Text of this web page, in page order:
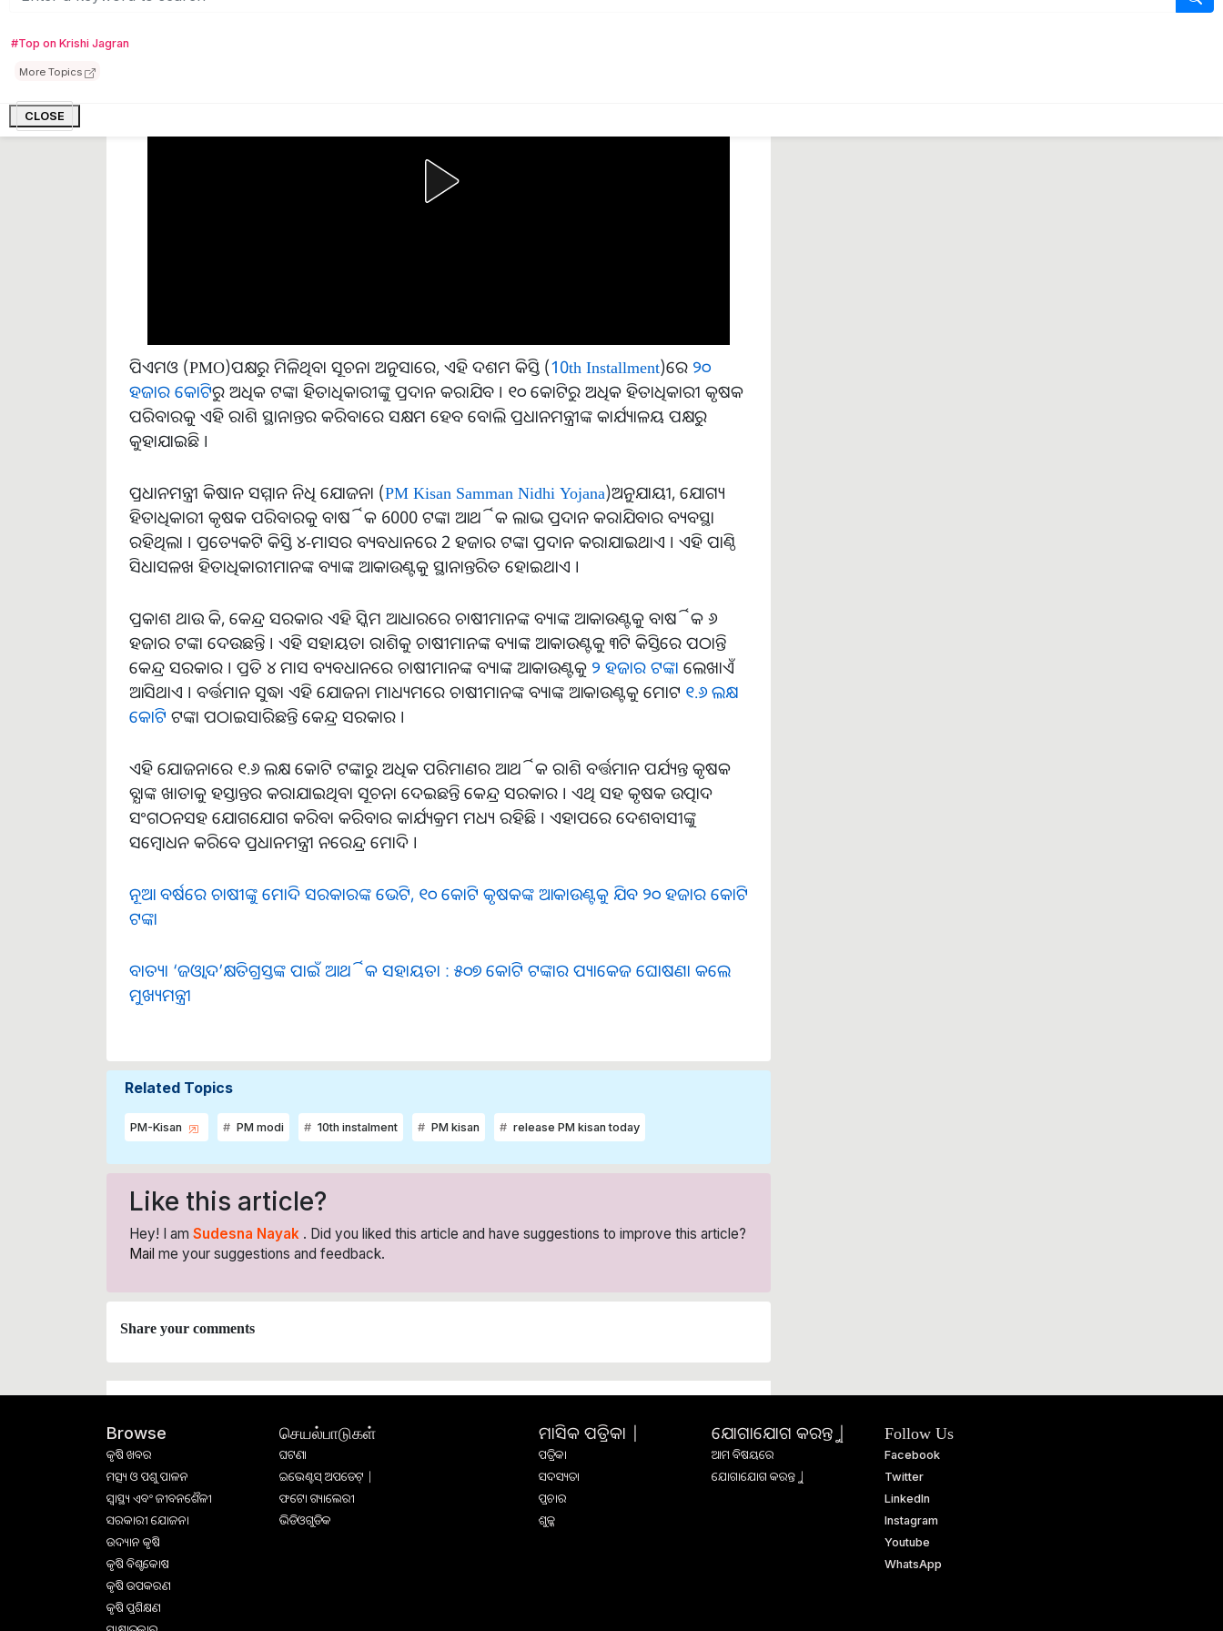
#Top on Krishi Jagran
More Topics
CLOSE
ପିଏମଓ (PMO)ପକ୍ଷରୁ ମିଳିଥିବା ସୂଚନା ଅନୁସାରେ, ଏହି ଦଶମ କିସ୍ତି (10th Installment)ରେ ୨୦
ହଜାର କୋଟିରୁ ଅଧିକ ଟଙ୍କା ହିତାଧିକାରୀଙ୍କୁ ପ୍ରଦାନ କରାଯିବ । ୧୦ କୋଟିରୁ ଅଧିକ ହିତାଧିକାରୀ କୃଷକ
ପରିବାରକୁ ଏହି ରାଶି ସ୍ଥାନାନ୍ତର କରିବାରେ ସକ୍ଷମ ହେବ ବୋଲି ପ୍ରଧାନମନ୍ତ୍ରୀଙ୍କ କାର୍ଯ୍ୟାଳୟ ପକ୍ଷରୁ
କୁହାଯାଇଛି ।
ପ୍ରଧାନମନ୍ତ୍ରୀ କିଷାନ ସମ୍ମାନ ନିଧି ଯୋଜନା (PM Kisan Samman Nidhi Yojana)ଅନୁଯାୟୀ, ଯୋଗ୍ୟ
ହିତାଧିକାରୀ କୃଷକ ପରିବାରକୁ ବାର୍ଷିକ 6000 ଟଙ୍କା ଆର୍ଥିକ ଲାଭ ପ୍ରଦାନ କରାଯିବାର ବ୍ୟବସ୍ଥା
ରହିଥିଲା । ପ୍ରତ୍ୟେକଟି କିସ୍ତି ୪-ମାସର ବ୍ୟବଧାନରେ 2 ହଜାର ଟଙ୍କା ପ୍ରଦାନ କରାଯାଇଥାଏ । ଏହି ପାଣ୍ଠି
ସିଧାସଳଖ ହିତାଧିକାରୀମାନଙ୍କ ବ୍ୟାଙ୍କ ଆକାଉଣ୍ଟକୁ ସ୍ଥାନାନ୍ତରିତ ହୋଇଥାଏ ।
ପ୍ରକାଶ ଥାଉ କି, କେନ୍ଦ୍ର ସରକାର ଏହି ସ୍କିମ ଆଧାରରେ ଚାଷୀମାନଙ୍କ ବ୍ୟାଙ୍କ ଆକାଉଣ୍ଟକୁ ବାର୍ଷିକ ୬
ହଜାର ଟଙ୍କା​‌ ଦେଉଛନ୍ତି । ଏହି ସହାୟତା ରାଶିକୁ ଚାଷୀମାନଙ୍କ ବ୍ୟାଙ୍କ ଆକାଉଣ୍ଟକୁ ୩ଟି କିସ୍ତିରେ ପଠାନ୍ତି
କେନ୍ଦ୍ର ସରକାର । ପ୍ରତି ୪ ମାସ ବ୍ୟବଧାନରେ ଚାଷୀମାନଙ୍କ ବ୍ୟାଙ୍କ ଆକାଉଣ୍ଟକୁ ୨ ହଜାର ଟଙ୍କା ଲେଖାଏଁ
ଆସିଥାଏ । ବର୍ତ୍ତମାନ ସୁଦ୍ଧା ଏହି ଯୋଜନା ମାଧ୍ୟମରେ ଚାଷୀମାନଙ୍କ ବ୍ୟାଙ୍କ ଆକାଉଣ୍ଟକୁ ମୋଟ ୧.୬ ଲକ୍ଷ
କୋଟି ଟଙ୍କା ପଠାଇସାରିଛନ୍ତି କେନ୍ଦ୍ର ସରକାର ।
ଏହି ଯୋଜନାରେ ୧.୬ ଲକ୍ଷ କୋଟି ଟଙ୍କାରୁ ଅଧିକ ପରିମାଣର ଆର୍ଥିକ ରାଶି ବର୍ତ୍ତମାନ ପର୍ଯ୍ୟନ୍ତ କୃଷକ
ବ୍ଯାଙ୍କ ଖାତାକୁ ହସ୍ତାନ୍ତର କରାଯାଇଥିବା ସୂଚନା ଦେଇଛନ୍ତି କେନ୍ଦ୍ର ସରକାର । ଏଥି ସହ କୃଷକ ଉତ୍ପାଦ
ସଂଗଠନସହ ଯୋଗଯୋଗ କରିବା କରିବାର କାର୍ଯ୍ୟକ୍ରମ ମଧ୍ୟ ରହିଛି । ଏହାପରେ ଦେଶବାସୀଙ୍କୁ
ସମ୍ବୋଧନ କରିବେ ପ୍ରଧାନମନ୍ତ୍ରୀ ନରେନ୍ଦ୍ର ମୋଦି ।
ନୂଆ ବର୍ଷରେ ଚାଷୀଙ୍କୁ ମୋଦି ସରକାରଙ୍କ ଭେଟି, ୧୦ କୋଟି କୃଷକଙ୍କ ଆକାଉଣ୍ଟକୁ ଯିବ ୨୦ ହଜାର କୋଟି
ଟଙ୍କା
ବାତ୍ୟା ‘ଜଓ୍ୱାଦ’କ୍ଷତିଗ୍ରସ୍ତଙ୍କ ପାଇଁ ଆର୍ଥିକ ସହାୟତା : ୫୦୭ କୋଟି ଟଙ୍କାର ପ୍ୟାକେଜ ଘୋଷଣା କଲେ
ମୁଖ୍ୟମନ୍ତ୍ରୀ
Related Topics
PM-Kisan PM modi 10th instalment PM kisan release PM kisan today
Like this article?
Hey! I am Sudesna Nayak . Did you liked this article and have suggestions to improve this article?
Mail me your suggestions and feedback.
Share your comments
Browse
କୃଷି ଖବର
ମତ୍ସ୍ୟ ଓ ପଶୁ ପାଳନ
ସ୍ୱାସ୍ଥ୍ୟ ଏବଂ ଜୀବନଶୈଳୀ
ସରକାରୀ ଯୋଜନା
ଉଦ୍ୟାନ କୃଷି
କୃଷି ବିଶ୍ବକୋଷ
କୃଷି ଉପକରଣ
କୃଷି ପ୍ରଶିକ୍ଷଣ
செயல்பாடுகள்
ଘଟଣା
ଇଭେଣ୍ଟସ୍ ଅପଡେଟ୍ |
ଫଟୋ ଗ୍ୟାଲେରୀ
ଭିଡିଓଗୁଡିକ
ମାସିକ ପତ୍ରିକା |
ପତ୍ରିକା
ସଦସ୍ୟତା
ପ୍ରଚାର
ଶୁଳ୍କ
ଯୋଗାଯୋଗ କରନ୍ତୁ |
ଆମ ବିଷୟରେ
ଯୋଗାଯୋଗ କରନ୍ତୁ |
Follow Us
Facebook
Twitter
LinkedIn
Instagram
Youtube
WhatsApp